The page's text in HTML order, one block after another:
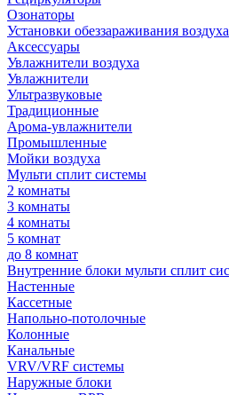
Озонаторы
Установки обеззараживания воздуха
Аксессуары
Увлажнители воздуха
Увлажнители
Ультразвуковые
Традиционные
Арома-увлажнители
Промышленные
Мойки воздуха
Мульти сплит системы
2 комнаты
3 комнаты
4 комнаты
5 комнат
до 8 комнат
Внутренние блоки мульти сплит
Настенные
Кассетные
Напольно-потолочные
Колонные
Канальные
VRV/VRF системы
Наружные блоки